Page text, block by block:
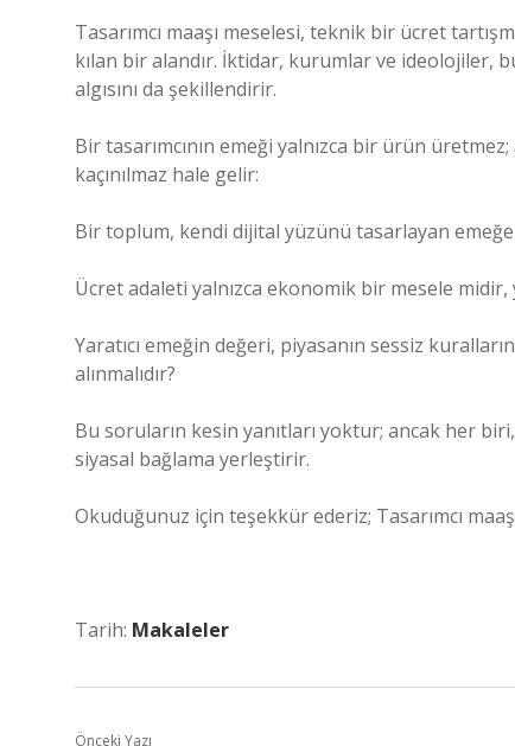
Tasarımcı maaşı meselesi, teknik bir ücret
kılan bir alandır. İktidar, kurumlar ve ideolojiler,
algısını da şekillendirir.
Bir tasarımcının emeği yalnızca bir ürün
kaçınılmaz hale gelir:
Bir toplum, kendi dijital yüzünü tasarlayan
Ücret adaleti yalnızca ekonomik bir mesele
Yaratıcı emeğin değeri, piyasanın sessiz
alınmalıdır?
Bu soruların kesin yanıtları yoktur; ancak her
siyasal bağlama yerleştirir.
Okuduğunuz için teşekkür ederiz; Tasarımcı
Tarih: Makaleler
Önceki Yazı